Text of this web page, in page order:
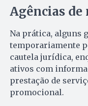
Agências
Na prática, alguns
temporariamente
cautela jurídica,
ativos com
prestação de
promocional.